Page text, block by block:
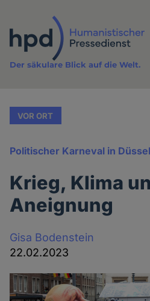
Inhalt
Der säkulare Blick auf die Welt.
VOR ORT
Politischer Karneval in
Krieg, Klima
Aneignung
Gisa Bodenstein
22.02.2023